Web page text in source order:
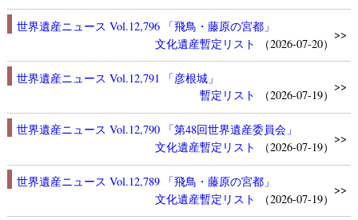
世界遺産ニュース Vol.12,796 「飛鳥・藤原の宮都」
文化遺産暫定リスト （2026-07-20）
>>
世界遺産ニュース Vol.12,791 「彦根城」
暫定リスト
（2026-07-19）
>>
世界遺産ニュース Vol.12,790 「第48回世界遺産委員会」
文化遺産暫定リスト （2026-07-19）
>>
世界遺産ニュース Vol.12,789 「飛鳥・藤原の宮都」
文化遺産暫定リスト （2026-07-19）
>>